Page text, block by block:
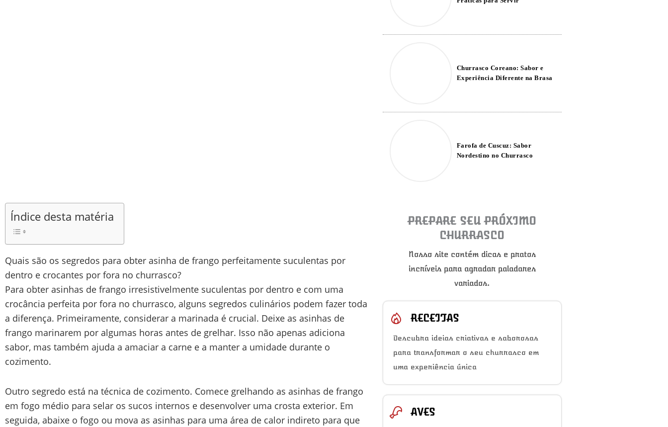
Índice desta matéria
Quais são os segredos para obter asinha de frango perfeitamente suculentas por
dentro e crocantes por fora no churrasco?
Para obter asinhas de frango irresistivelmente suculentas por dentro e com uma
crocância perfeita por fora no churrasco, alguns segredos culinários podem fazer toda
a diferença. Primeiramente, considerar a marinada é crucial. Deixe as asinhas de
frango marinarem por algumas horas antes de grelhar. Isso não apenas adiciona
sabor, mas também ajuda a amaciar a carne e a manter a umidade durante o
cozimento.
Outro segredo está na técnica de cozimento. Comece grelhando as asinhas de frango
em fogo médio para selar os sucos internos e desenvolver uma crosta exterior. Em
seguida, abaixe o fogo ou mova as asinhas para uma área de calor indireto para que
Churrasco Coreano: Sabor e
Experiência Diferente na Brasa
Farofa de Cuscuz: Sabor
Nordestino no Churrasco
PREPARE SEU PRÓXIMO
CHURRASCO
Nosso site contém dicas e pratos
incríveis para agradar paladares
variados.
RECEITAS
Descubra ideias criativas e saborosas
para transformar o seu churrasco em
uma experiência única
AVES